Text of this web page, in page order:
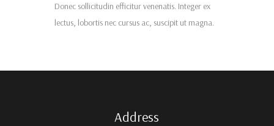
Donec sollicitudin efficitur venenatis. Integer ex
lectus, lobortis nec cursus ac, suscipit ut magna.
Address